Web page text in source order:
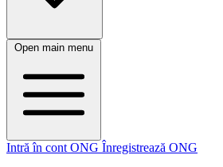
Open main menu
Intră în cont ONG Înregistrează ONG